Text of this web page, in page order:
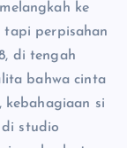
ke
tapi perpisahan
di tengah
bahwa cinta
kebahagiaan si
studio